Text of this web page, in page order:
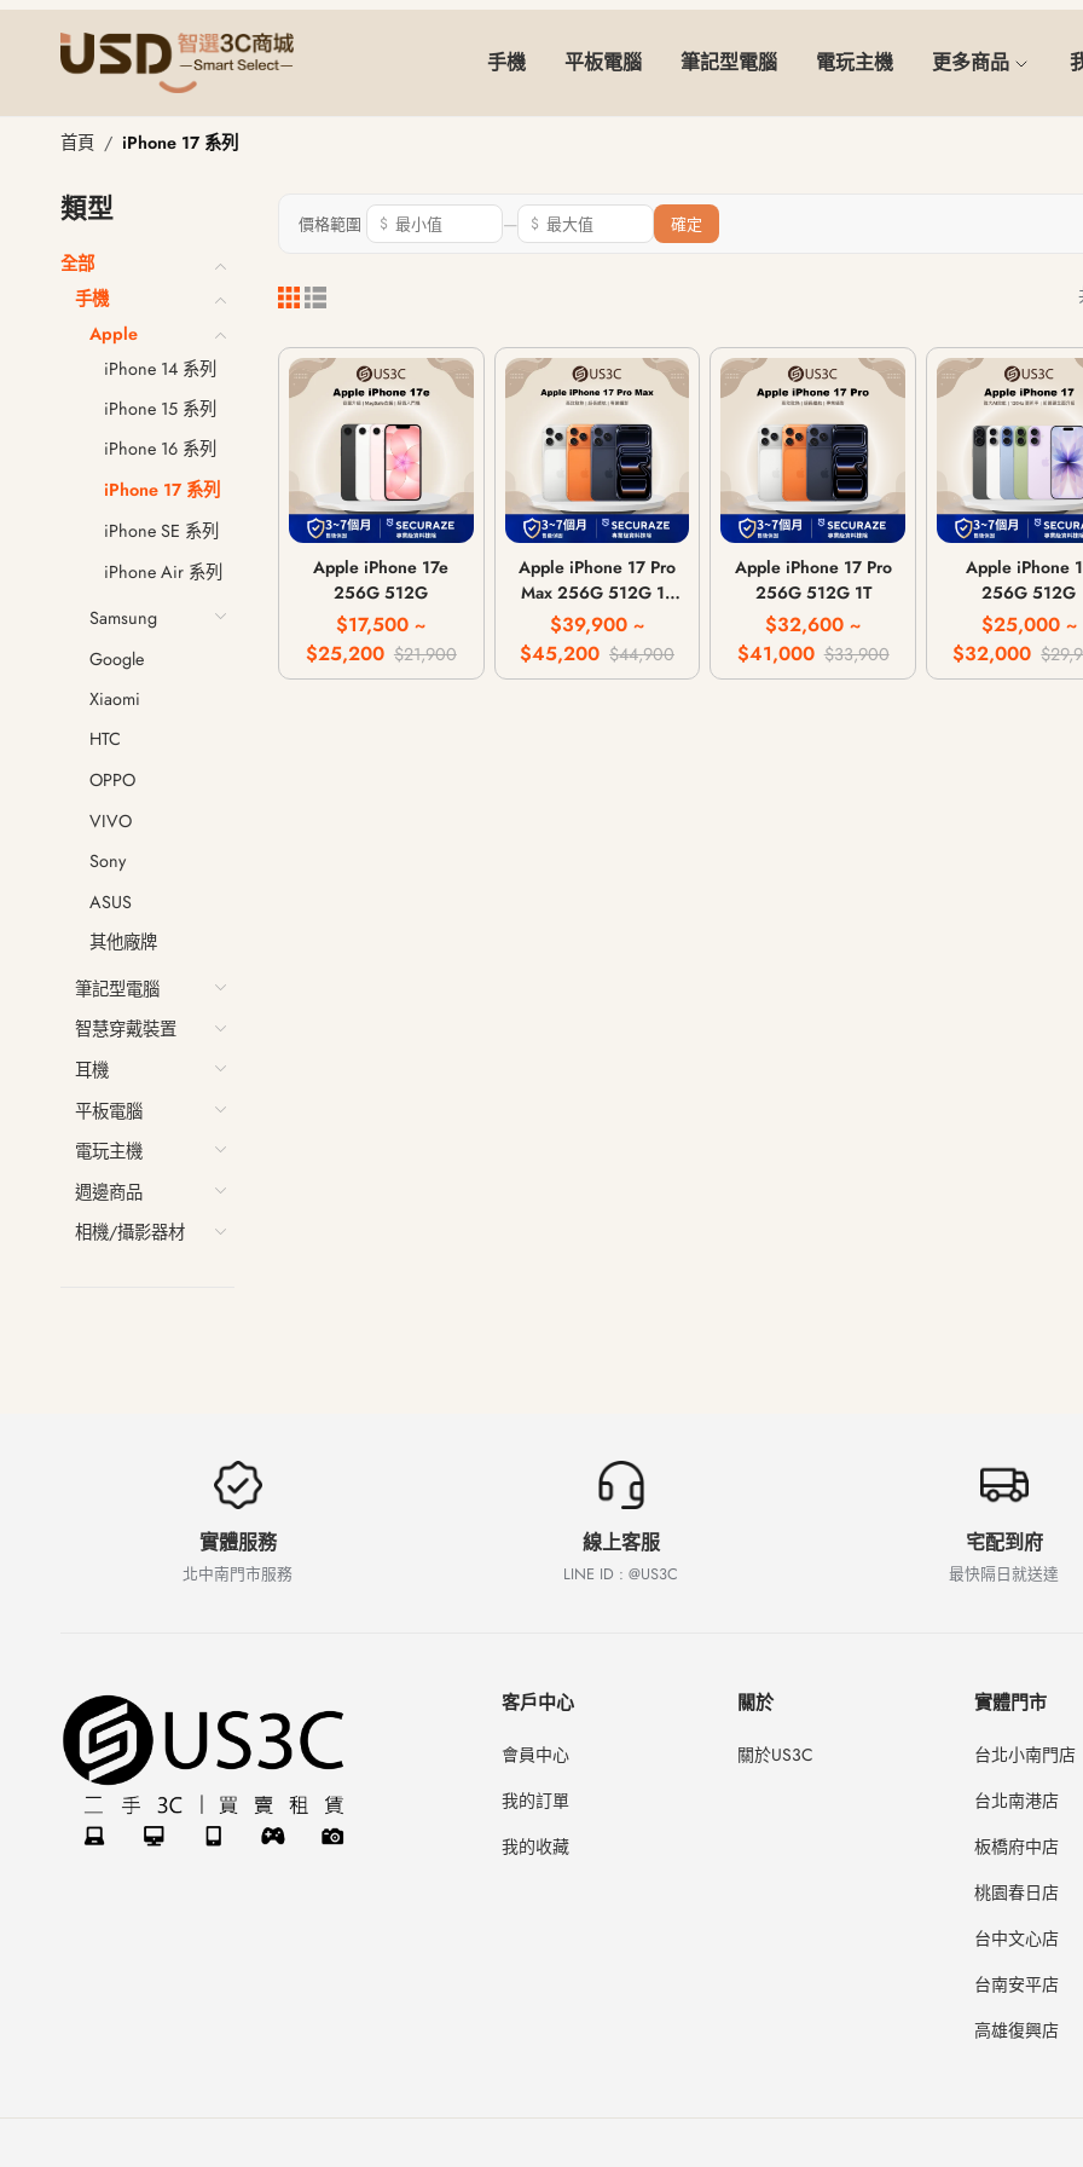
手機 平板電腦 筆記型電腦 電玩主機 更多商品
iPhone 17 系列
首頁 iPhone 17 系列
類型
全部
手機
Apple
iPhone 14 系列
iPhone 15 系列
iPhone 16 系列
iPhone 17 系列
iPhone SE 系列
iPhone Air 系列
Samsung
Google
Xiaomi
HTC
OPPO
VIVO
Sony
ASUS
其他廠牌
筆記型電腦
智慧穿戴裝置
耳機
平板電腦
電玩主機
週邊商品
相機/攝影器材
價格範圍 $ — $ 確定
Apple iPhone 17e
256G 512G
$17,500 ~
$25,200 $21,900
Apple iPhone 17 Pro
Max 256G 512G 1T
2T
$39,900 ~
$45,200 $44,900
Apple iPhone 17 Pro
256G 512G 1T
$32,600 ~
$41,000 $33,900
Apple iPhone
256G 512G
$25,000 ~
$32,000
實體服務
北中南門市服務
線上客服
LINE ID : @US3C
宅配到府
最快隔日就送達
客戶中心
會員中心
我的訂單
我的收藏
關於
關於US3C
實體門市
台北小南門店
台北南港店
板橋府中店
桃園春日店
台中文心店
台南安平店
高雄復興店